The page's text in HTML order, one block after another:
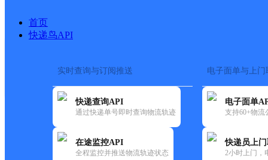
首页
快递鸟API
实时查询与订阅推送
快递查询API
通过快递单号即时查询物流轨迹
在途监控API
全程监控并推送物流轨迹状态
电子面单与上门
电子面单
支持60+物流
快递员上
2小时上门，
快递大全 > 快递网点
快递大全 快运大全